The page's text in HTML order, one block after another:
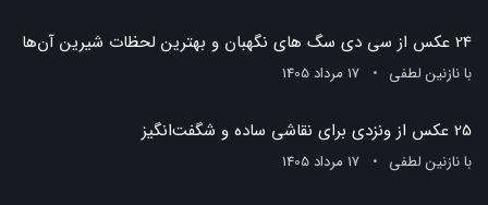
24 عکس از سی دی سگ های نگهبان و بهترین لحظات شیرین آن‌ها
بانازنین لطفی 17 مرداد 1405
25 عکس از ونزدی برای نقاشی ساده و شگفت‌انگیز
بانازنین لطفی 17 مرداد 1405